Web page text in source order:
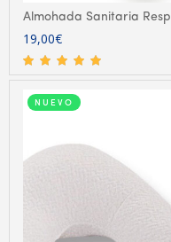
Almohada Sanitaria
19,00€
NUEVO